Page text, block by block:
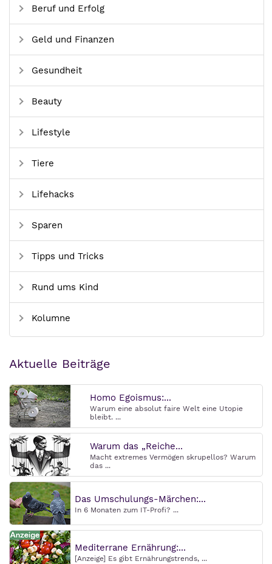
Beruf und Erfolg
Geld und Finanzen
Gesundheit
Beauty
Lifestyle
Tiere
Lifehacks
Sparen
Tipps und Tricks
Rund ums Kind
Kolumne
Aktuelle Beiträge
Homo Egoismus:...
Warum eine absolut faire Welt eine Utopie
bleibt. ...
Warum das „Reiche...
Macht extremes Vermögen skrupellos? Warum
das ...
Das Umschulungs-Märchen:...
In 6 Monaten zum IT-Profi? ...
Mediterrane Ernährung:...
[Anzeige] Es gibt Ernährungstrends, ...